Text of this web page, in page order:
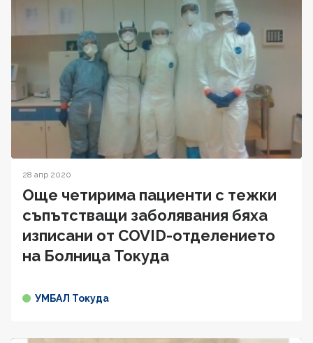
28 апр 2020
Още четирима пациенти с тежки
съпътстващи заболявания бяха
изписани от COVID-отделението
на Болница Токуда
УМБАЛ Токуда